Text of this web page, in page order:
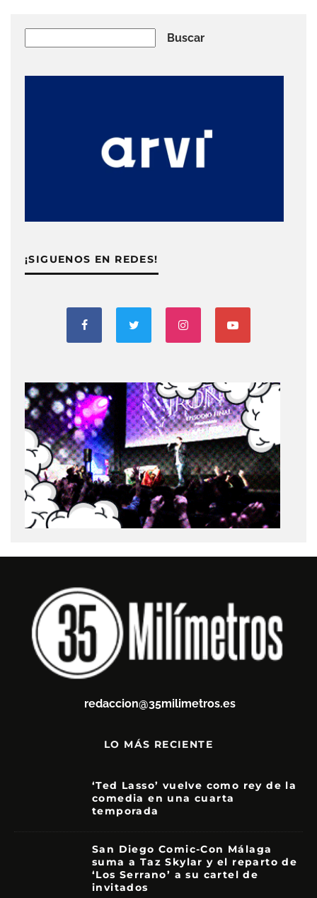
Buscar
¡SIGUENOS EN REDES!
redaccion@35milimetros.es
LO MÁS RECIENTE
‘Ted Lasso’ vuelve como rey de la
comedia en una cuarta
temporada
San Diego Comic-Con Málaga
suma a Taz Skylar y el reparto de
‘Los Serrano’ a su cartel de
invitados